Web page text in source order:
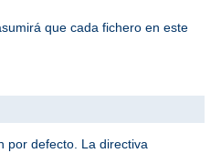
que cada fichero en este
por defecto. La directiva